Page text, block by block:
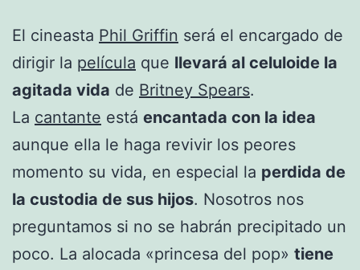
El cineasta Phil Griffin será el encargado de
dirigir la película que llevará al celuloide la
agitada vida de Britney Spears.
La cantante está encantada con la idea
aunque ella le haga revivir los peores
momento su vida, en especial la perdida de
la custodia de sus hijos. Nosotros nos
preguntamos si no se habrán precipitado un
poco. La alocada «princesa del pop» tiene